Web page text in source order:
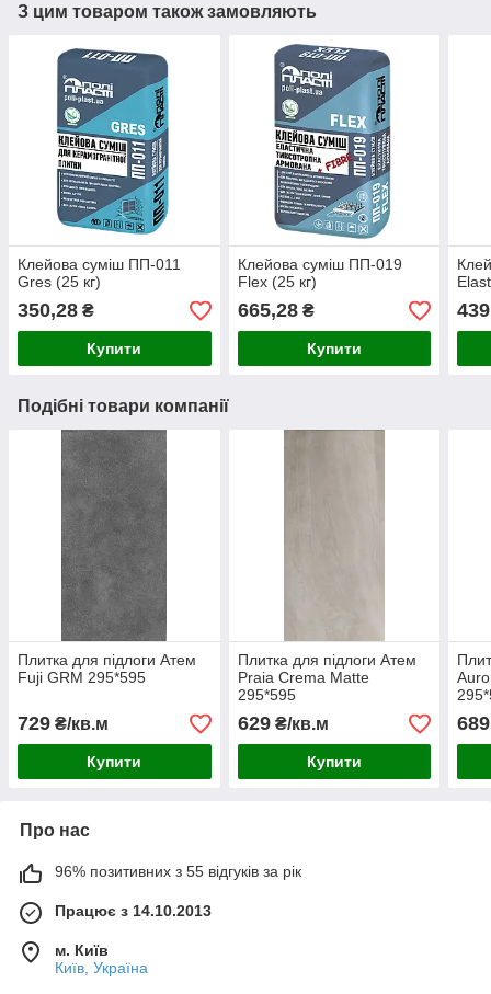
З цим товаром також замовляють
Клейова суміш ПП-011
Gres (25 кг)
350,28 ₴
Купити
Клейова суміш ПП-019
Flex (25 кг)
665,28₴
Купити
Подібні товари компанії
Плитка для підлоги Атем
Fuji GRM 295*595
729 ₴/кв.м
Купити
Плитка для підлоги Атем
Praia Crema Matte
295*595
629₴/кв.м
Купити
689
Про нас
96% позитивних з 55 відгуків за рік
Працює з 14.10.2013
м. Київ
Київ, Україна